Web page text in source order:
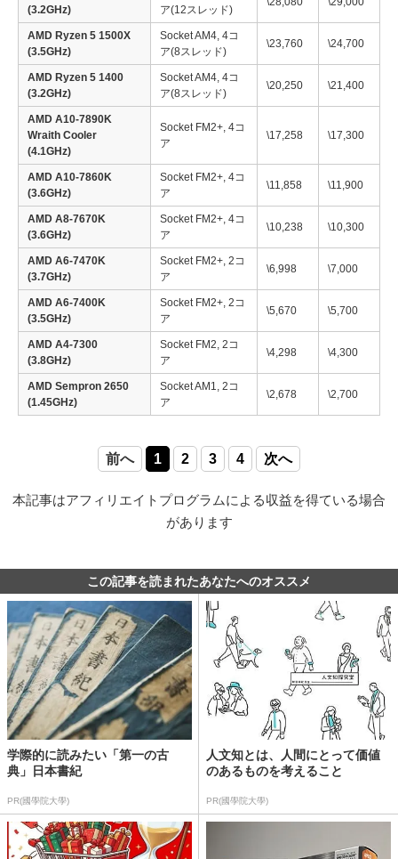
(3.2GHz)
ア(12スレッド)
AMD Ryzen 5 1500X
(3.5GHz)
Socket AM4, 4コ
ア(8スレッド)
\23,760 \24,700
AMD Ryzen 5 1400
(3.2GHz)
Socket AM4, 4コ
ア(8スレッド)
\20,250 \21,400
AMD A10-7890K
Wraith Cooler
(4.1GHz)
Socket FM2+, 4コ
ア
\17,258 \17,300
AMD A10-7860K
(3.6GHz)
Socket FM2+, 4コ
ア
\11,858 \11,900
AMD A8-7670K
(3.6GHz)
Socket FM2+, 4コ
ア
\10,238 \10,300
AMD A6-7470K
(3.7GHz)
Socket FM2+, 2コ
ア
\6,998 \7,000
AMD A6-7400K
(3.5GHz)
Socket FM2+, 2コ
ア
\5,670 \5,700
AMD A4-7300
(3.8GHz)
Socket FM2, 2コ
ア
\4,298 \4,300
AMD Sempron 2650
(1.45GHz)
Socket AM1, 2コ
ア
\2,678 \2,700
前へ 1 2 3 4 次へ
本記事はアフィリエイトプログラムによる収益を得ている場合
があります
この記事を読まれたあなたへのオススメ
学際的に読みたい「第一の古
典」日本書紀
PR(國學院大學)
人文知とは、人間にとって価値
のあるものを考えること
PR(國學院大學)